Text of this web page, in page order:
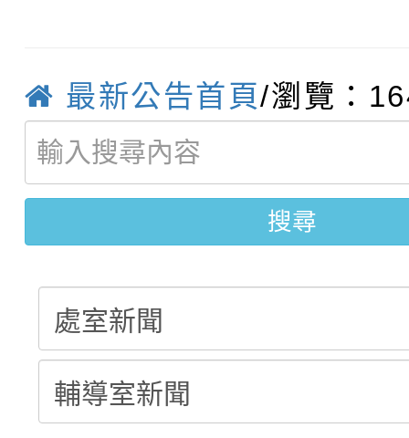
畫影片一案
劇比賽實施要點」及修
表
轉知：桃園市115年度
敬師藝文競賽』實施計
【甄選結果(第11招)】
學年度第1學期第7次代
【甄選結果(第3招)】
學年度第1學期第9次
結果(第3招)
最新公告首頁/瀏覽：
搜尋